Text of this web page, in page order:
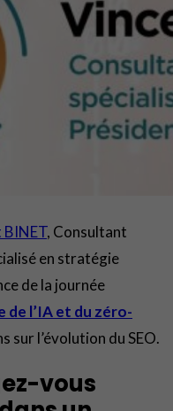
, Consultant
en stratégie
de la journée
de l’IA et du zéro-
sur l’évolution du SEO.
vous